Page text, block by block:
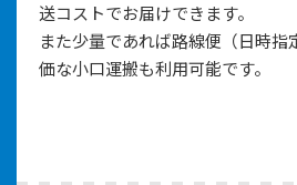
送コストでお届けできます。
また少量であれば路線便（日時
価な小口運搬も利用可能です。